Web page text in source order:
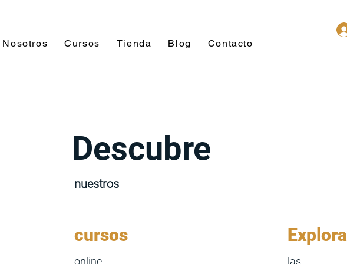
Nosotros Cursos Tienda Blog Contacto
Descubre
nuestros
cursos
online
Explora
las